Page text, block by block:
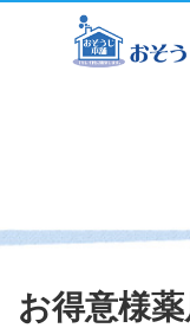
お得意様